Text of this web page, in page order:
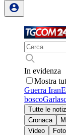
In evidenza
Mostra
Guerra Iran
bosco
Tutte le
Cronaca
Video
Foto